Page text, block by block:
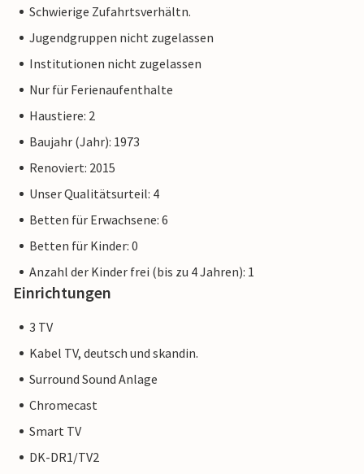
Schwierige Zufahrtsverhältn.
Jugendgruppen nicht zugelassen
Institutionen nicht zugelassen
Nur für Ferienaufenthalte
Haustiere: 2
Baujahr (Jahr): 1973
Renoviert: 2015
Unser Qualitätsurteil: 4
Betten für Erwachsene: 6
Betten für Kinder: 0
Anzahl der Kinder frei (bis zu 4 Jahren): 1
Einrichtungen
3 TV
Kabel TV, deutsch und skandin.
Surround Sound Anlage
Chromecast
Smart TV
DK-DR1/TV2